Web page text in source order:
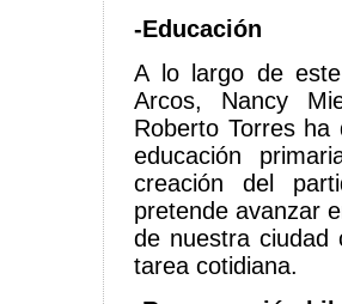
-Educación
A lo largo de
Arcos, Nancy
Roberto Torres
educación
creación del
pretende avanzar
de nuestra ciudad
tarea cotidiana.